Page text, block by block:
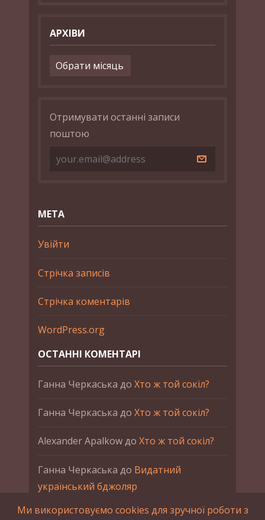
АРХІВИ
Архіви
Отримувати останні записи
поштою
МЕТА
Увійти
Стрічка записів
Стрічка коментарів
WordPress.org
ОСТАННІ КОМЕНТАРІ
Ганна Черкаська до Хто ж той сокіл?
Ганна Черкаська до Хто ж той сокіл?
Alexander Apalkowдо Хто ж той сокіл?
Ганна Черкаська до Видатний
український бджоляр
Ганна ЧеркаськадоПетро Франко
Ми використовуємо cookies для зручної роботи з